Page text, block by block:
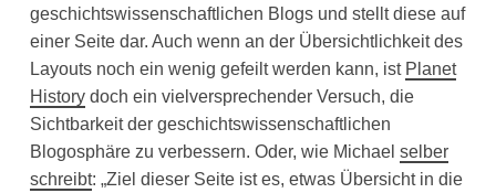
geschichtswissenschaftlichen Blogs und stellt diese auf
einer Seite dar. Auch wenn an der Übersichtlichkeit des
Layouts noch ein wenig gefeilt werden kann, ist Planet
Historydoch ein vielversprechender Versuch, die
Sichtbarkeit der geschichtswissenschaftlichen
Blogosphäre zu verbessern. Oder, wie Michael selber
schreibt: „Ziel dieser Seite ist es, etwas Übersicht in die